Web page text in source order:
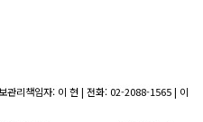
리책임자: 이 현 | 전화: 02-2088-1565 | 이